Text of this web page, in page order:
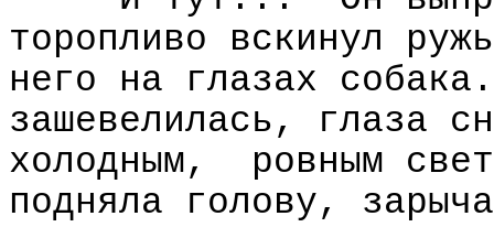
торопливо вскинул
него на глазах
зашевелилась, глаза
холодным,
ровным
подняла голову,